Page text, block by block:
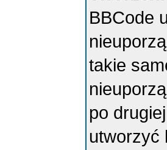
BBCode
takie
po
utworzyć